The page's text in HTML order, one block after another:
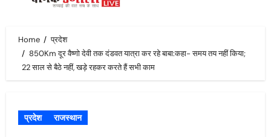
Home
प्रदेश
850Km दूर वैष्णो देवी तक दंडवत यात्रा कर रहे बाबा:कहा- समय तय नहीं किया;
22 साल से बैठे नहीं, खड़े रहकर करते हैं सभी काम
प्रदेश राजस्थान